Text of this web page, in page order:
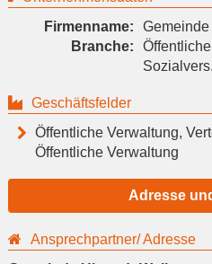
Firmenname:
Branche:
Sozialvers.
Geschäftsfelder
Öffentliche Verwaltung,
Öffentliche Verwaltung
Adresse
Ansprechpartner/ Adresse